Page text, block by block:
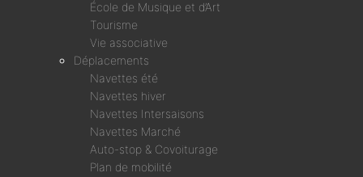
École de Musique et d’Art
Tourisme
Vie associative
Déplacements
Navettes été
Navettes hiver
Navettes Intersaisons
Navettes Marché
Auto-stop & Covoiturage
Plan de mobilité